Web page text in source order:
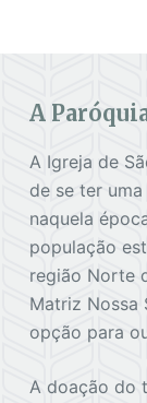
A
A Igreja de
de se ter
naquela
população
região Norte
Matriz Nossa
opção para
A doação do